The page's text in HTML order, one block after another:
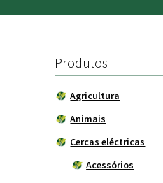
Produtos
Agricultura
Animais
Cercas eléctricas
Acessórios